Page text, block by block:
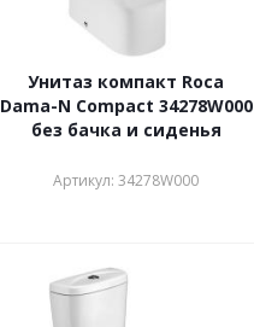
Унитаз компакт Roca
Dama-N Compact 34278W000
без бачка и сиденья
Артикул: 34278W000